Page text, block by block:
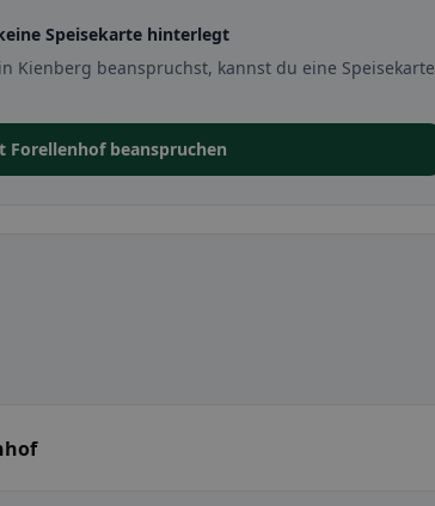
Speisekarte hinterlegt
Kienberg beanspruchst, kannst du eine Speisekarte
Forellenhof beanspruchen